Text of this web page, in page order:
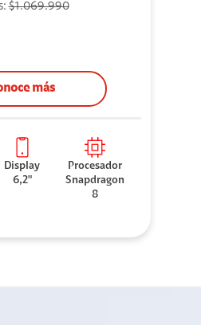
$1.069.990
más
Display
6,2"
Procesador
Snapdragon
8